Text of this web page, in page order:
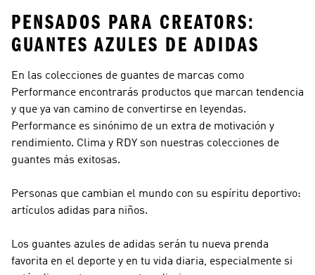
PENSADOS PARA CREATORS:
GUANTES AZULES DE ADIDAS
En las colecciones de guantes de marcas como
Performance encontrarás productos que marcan tendencia
y que ya van camino de convertirse en leyendas.
Performance es sinónimo de un extra de motivación y
rendimiento. Clima y RDY son nuestras colecciones de
guantes más exitosas.
Personas que cambian el mundo con su espíritu deportivo:
artículos adidas para niños.
Los guantes azules de adidas serán tu nueva prenda
favorita en el deporte y en tu vida diaria, especialmente si